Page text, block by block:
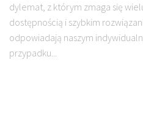
dylemat, z którym zmaga się
dostępnością i szybkim
odpowiadają naszym
przypadku...